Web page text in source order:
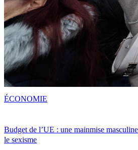
Budget de l’UE : une mainmise
le sexisme
ÉCONOMIE